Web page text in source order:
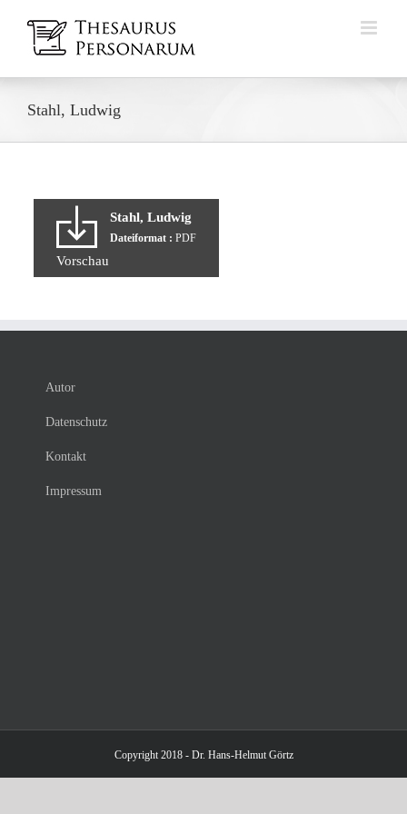
Inhalt
springen
Stahl, Ludwig
Stahl, Ludwig
Dateiformat : PDF
Vorschau
Autor
Datenschutz
Kontakt
Impressum
Copyright 2018 - Dr. Hans-Helmut Görtz